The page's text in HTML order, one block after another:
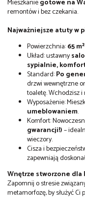
Mieszkaniegotowe na
remontów i bez czekania.
Najważniejsze atuty w
Powierzchnia:65 m²
Układ: ustawny
sypialnie,
Standard:Po
drzwi wewnętrzne
toaletę. Wchodzisz i
Wyposażenie:
umeblowaniem.
Komfort:
gwarancji!)–
wieczory.
Cisza i
zapewniają
Wnętrze stworzone dla
Zapomnij o stresie
metamorfozę, by służyć Ci